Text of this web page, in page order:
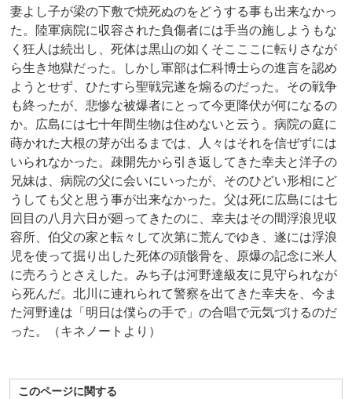
妻よし子が梁の下敷で焼死ぬのをどうする事も出来なかっ
た。陸軍病院に収容された負傷者には手当の施しようもな
く狂人は続出し、死体は黒山の如くそこここに転りさなが
ら生き地獄だった。しかし軍部は仁科博士らの進言を認め
ようとせず、ひたすら聖戦完遂を煽るのだった。その戦争
も終ったが、悲惨な被爆者にとって今更降伏が何になるの
か。広島には七十年間生物は住めないと云う。病院の庭に
蒔かれた大根の芽が出るまでは、人々はそれを信ぜずには
いられなかった。疎開先から引き返してきた幸夫と洋子の
兄妹は、病院の父に会いにいったが、そのひどい形相にど
うしても父と思う事が出来なかった。父は死に広島には七
回目の八月六日が廻ってきたのに、幸夫はその間浮浪児収
容所、伯父の家と転々して次第に荒んでゆき、遂には浮浪
児を使って掘り出した死体の頭骸骨を、原爆の記念に米人
に売ろうとさえした。みち子は河野達級友に見守られなが
ら死んだ。北川に連れられて警察を出てきた幸夫を、今ま
た河野達は「明日は僕らの手で」の合唱で元気づけるのだ
った。（キネノートより）
このページに関する